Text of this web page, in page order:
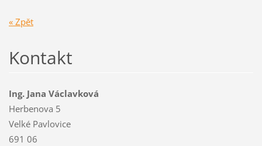
« Zpět
Kontakt
Ing. Jana Václavková
Herbenova 5
Velké Pavlovice
691 06